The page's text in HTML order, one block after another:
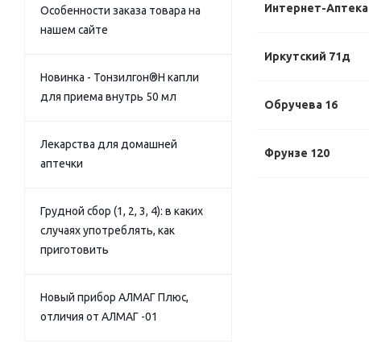
Интернет-Аптека
Иркутский 71д
Обручева 16
Фрунзе 120
Особенности заказа товара на
нашем сайте
Новинка - Тонзилгон®Н капли
для приема внутрь 50 мл
Лекарства для домашней
аптечки
Грудной сбор (1, 2, 3, 4): в каких
случаях употреблять, как
приготовить
Новый прибор АЛМАГ Плюс,
отличия от АЛМАГ -01